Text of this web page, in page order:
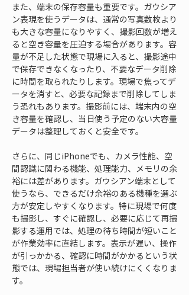
また、端末の保存容量も重要です。ガウシア
ン表現を使うデータは、通常の写真数枚より
も大きな容量になりやすく、撮影回数が増え
ると空き容量を圧迫する場合があります。容
量が不足した状態で現場に入ると、撮影途中
で保存できなくなったり、不要なデータ削除
に時間を取られたりします。現場で焦ってデ
ータを消すと、必要な記録まで削除してしま
う恐れもあります。撮影前には、端末内の空
き容量を確認し、当日使う予定のない大容量
データは整理しておくと安全です。
さらに、同じiPhoneでも、カメラ性能、空
間認識に関わる機能、処理能力、メモリの余
裕には差があります。ガウシアン端末として
使うなら、できるだけ余裕のある機種を選ぶ
方が安定しやすくなります。特に現場で何度
も撮影し、すぐに確認し、必要に応じて再撮
影する運用では、処理の待ち時間が短いこと
が作業効率に直結します。表示が遅い、操作
が引っかかる、確認に時間がかかるという状
態では、現場担当者が使い続けにくくなりま
す。